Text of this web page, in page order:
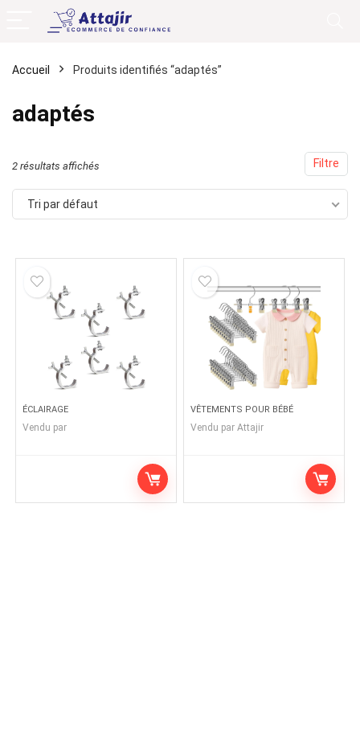
Accueil Produits identifiés “adaptés”
adaptés
Filtre
2 résultats affichés
Tri par défaut
ÉCLAIRAGE
Vendu par
VÊTEMENTS POUR BÉBÉ
Vendu par Attajir